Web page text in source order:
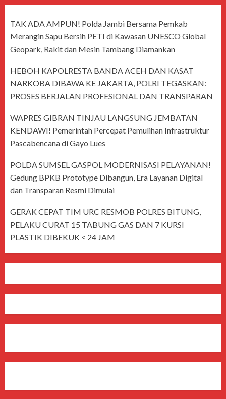
TAK ADA AMPUN! Polda Jambi Bersama Pemkab
Merangin Sapu Bersih PETI di Kawasan UNESCO Global
Geopark, Rakit dan Mesin Tambang Diamankan
HEBOH KAPOLRESTA BANDA ACEH DAN KASAT
NARKOBA DIBAWA KE JAKARTA, POLRI TEGASKAN:
PROSES BERJALAN PROFESIONAL DAN TRANSPARAN
WAPRES GIBRAN TINJAU LANGSUNG JEMBATAN
KENDAWI! Pemerintah Percepat Pemulihan Infrastruktur
Pascabencana di Gayo Lues
POLDA SUMSEL GASPOL MODERNISASI PELAYANAN!
Gedung BPKB Prototype Dibangun, Era Layanan Digital
dan Transparan Resmi Dimulai
GERAK CEPAT TIM URC RESMOB POLRES BITUNG,
PELAKU CURAT 15 TABUNG GAS DAN 7 KURSI
PLASTIK DIBEKUK < 24 JAM